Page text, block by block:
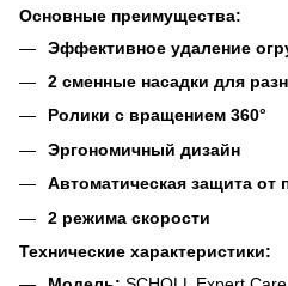
Основные преимущества:
Эффективное удаление
2 сменные насадки для
Ролики с вращением 360°
Эргономичный дизайн
Автоматическая защита от
2 режима скорости
Технические характеристики: